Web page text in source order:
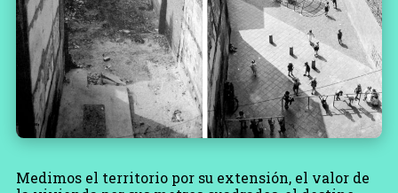
Medimos el territorio por su extensión, el valor de